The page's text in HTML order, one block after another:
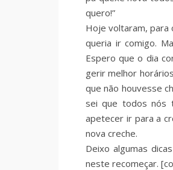
quero!”
Hoje voltaram, para
queria ir comigo.
Espero que o dia
gerir melhor
que não houvesse
sei que todos nós
apetecer ir para a
nova creche.
Deixo algumas
neste recomeçar.